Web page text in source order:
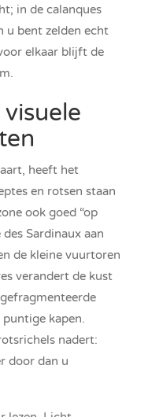
in de calanques
u bent zelden echt
elkaar blijft de
heeft het
en rotsen staan
ook goed “op
Sardinaux aan
de kleine vuurtoren
verandert de kust
kapen.
nadert:
door dan u